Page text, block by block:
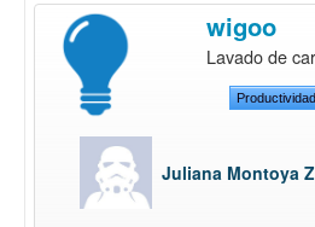
wigoo
Lavado de
Productividad
Juliana Montoya Z